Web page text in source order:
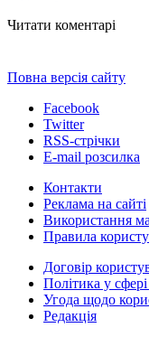
Читати коментарі
Повна версія сайту
Facebook
Twitter
RSS-стрічки
E-mail розсилка
Контакти
Реклама на сайті
Використання
Правила
Договір
Політика у
Угода щодо
Редакція